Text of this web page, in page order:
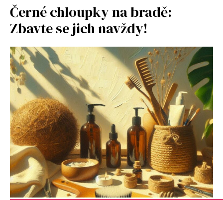
Černé chloupky na bradě:
Zbavte se jich navždy!